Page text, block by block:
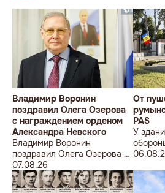
Владимир Воронин
поздравил Олега Озерова
с награждением орденом
Александра Невского
Владимир Воронин
поздравил Олега Озерова с
награждением орденом
Александра Невского
07.08.26
От
PAS
У
прежде
цветов.